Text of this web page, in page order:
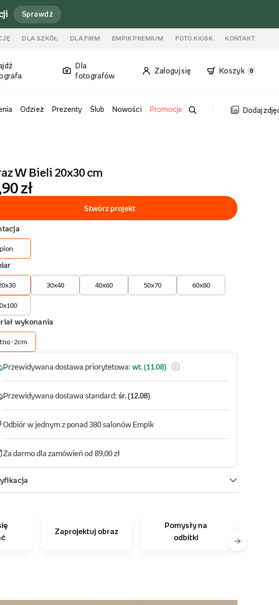
Sprawdź
DLA SZKÓŁ DLA FIRM EMPIK PREMIUM FOTO KIOSK KONTAKT
Dla
fotografów
Zaloguj się Koszyk 0
Odzież Prezenty Ślub Nowości Promocje Dodaj
Zaprojektuj obraz
Pomysły na
odbitki